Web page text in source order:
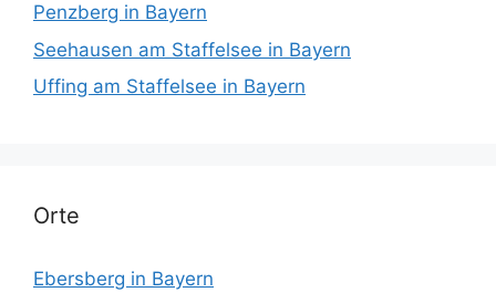
Penzberg in Bayern
Seehausen am Staffelsee in Bayern
Uffing am Staffelsee in Bayern
Orte
Ebersberg in Bayern